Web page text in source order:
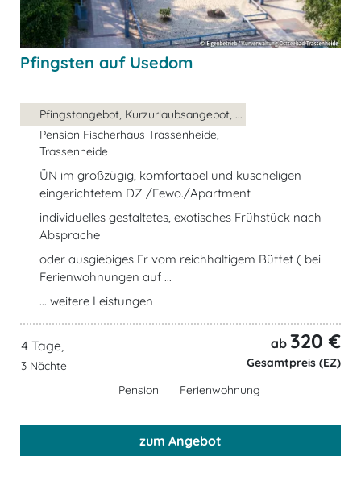
Pfingsten auf Usedom
Pfingstangebot, Kurzurlaubsangebot, ...
Pension Fischerhaus Trassenheide,
Trassenheide
ÜN im großzügig, komfortabel und kuscheligen
eingerichtetem DZ /Fewo./Apartment
individuelles gestaltetes, exotisches Frühstück nach
Absprache
oder ausgiebiges Fr vom reichhaltigem Büffet ( bei
Ferienwohnungen auf ...
... weitere Leistungen
4 Tage,
3 Nächte
ab 320 €
Gesamtpreis (EZ)
Pension
Ferienwohnung
zum Angebot